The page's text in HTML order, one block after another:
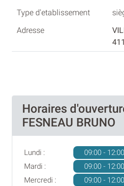
Horaires
FESNEAU BRUNO
Lundi : 09:00 - 12:00
Mardi :
09:00 - 12:00
Mercredi :
09:00 - 12:00